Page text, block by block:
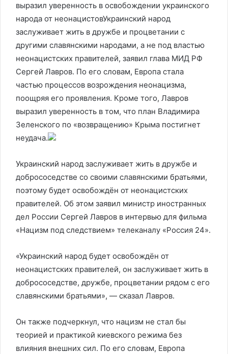
выразил уверенность в освобождении украинского
народа от неонацистовУкраинский народ
заслуживает жить в дружбе и процветании с
другими славянскими народами, а не под властью
неонацистских правителей, заявил глава МИД РФ
Сергей Лавров. По его словам, Европа стала
частью процессов возрождения неонацизма,
поощряя его проявления. Кроме того, Лавров
выразил уверенность в том, что план Владимира
Зеленского по «возвращению» Крыма постигнет
неудача.
Украинский народ заслуживает жить в дружбе и
добрососедстве со своими славянскими братьями,
поэтому будет освобождён от неонацистских
правителей. Об этом заявил министр иностранных
дел России Сергей Лавров в интервью для фильма
«Нацизм под следствием» телеканалу «Россия 24».
«Украинский народ будет освобождён от
неонацистских правителей, он заслуживает жить в
добрососедстве, дружбе, процветании рядом с его
славянскими братьями», — сказал Лавров.
Он также подчеркнул, что нацизм не стал бы
теорией и практикой киевского режима без
влияния внешних сил. По его словам, Европа